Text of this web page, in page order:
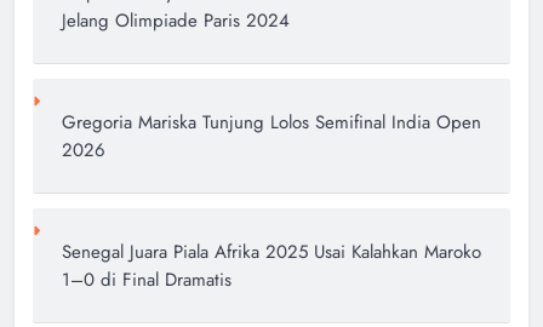
Jelang Olimpiade Paris 2024
Gregoria Mariska Tunjung Lolos Semifinal India Open
2026
Senegal Juara Piala Afrika 2025 Usai Kalahkan Maroko
1–0 di Final Dramatis